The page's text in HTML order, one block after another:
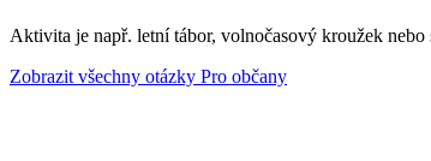
Aktivita je např. letní tábor, volnočasový kroužek
Zobrazit všechny otázky Pro občany